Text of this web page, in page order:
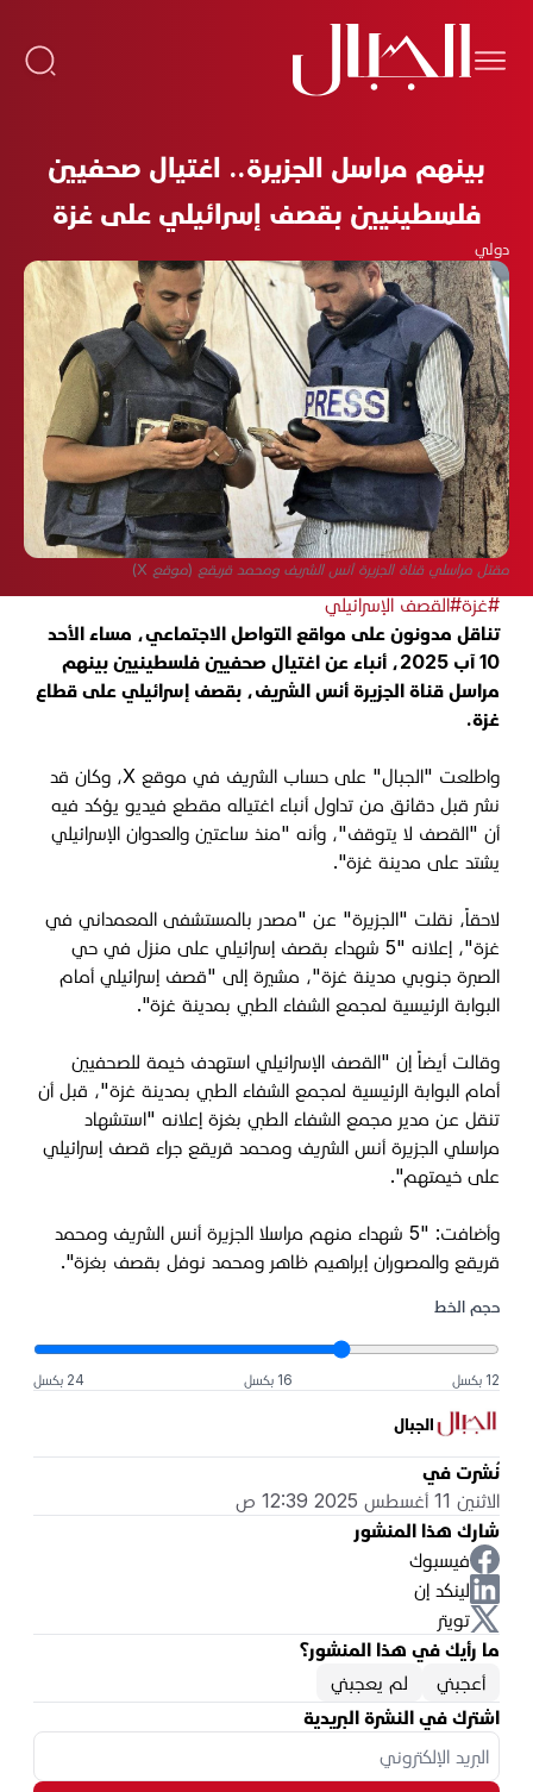
بينهم مراسل الجزيرة.. اغتيال صحفيين
فلسطينيين بقصف إسرائيلي على غزة
دولي
مقتل مراسلي قناة الجزيرة أنس الشريف ومحمد قريقع (موقع X)
#غزة#القصف الإسرائيلي
تناقل مدونون على مواقع التواصل الاجتماعي، مساء الأحد
10 آب 2025، أنباء عن اغتيال صحفيين فلسطينيين بينهم
مراسل قناة الجزيرة أنس الشريف، بقصف إسرائيلي على قطاع
غزة.
واطلعت "الجبال" على حساب الشريف في موقع X، وكان قد
نشر قبل دقائق من تداول أنباء اغتياله مقطع فيديو يؤكد فيه
أن "القصف لا يتوقف"، وأنه "منذ ساعتين والعدوان الإسرائيلي
يشتد على مدينة غزة".
لاحقاً، نقلت "الجزيرة" عن "مصدر بالمستشفى المعمداني في
غزة"، إعلانه "5 شهداء بقصف إسرائيلي على منزل في حي
الصبرة جنوبي مدينة غزة"، مشيرة إلى "قصف إسرائيلي أمام
البوابة الرئيسية لمجمع الشفاء الطبي بمدينة غزة".
وقالت أيضاً إن "القصف الإسرائيلي استهدف خيمة للصحفيين
أمام البوابة الرئيسية لمجمع الشفاء الطبي بمدينة غزة"، قبل أن
تنقل عن مدير مجمع الشفاء الطبي بغزة إعلانه "استشهاد
مراسلي الجزيرة أنس الشريف ومحمد قريقع جراء قصف إسرائيلي
على خيمتهم".
وأضافت: "5 شهداء منهم مراسلا الجزيرة أنس الشريف ومحمد
قريقع والمصوران إبراهيم ظاهر ومحمد نوفل بقصف بغزة".
حجم الخط
12 بكسل 16 بكسل 24 بكسل
الجبال
نُشرت في
الاثنين 11 أغسطس 2025 12:39 ص
شارك هذا المنشور
فيسبوك
لينكد إن
تويتر
ما رأيك في هذا المنشور؟
أعجبني
لم يعجبني
اشترك في النشرة البريدية